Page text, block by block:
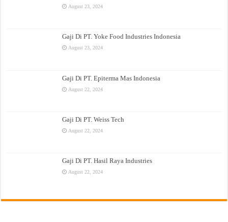
August 23, 2024
Gaji Di PT. Yoke Food Industries Indonesia
August 23, 2024
Gaji Di PT. Epiterma Mas Indonesia
August 22, 2024
Gaji Di PT. Weiss Tech
August 22, 2024
Gaji Di PT. Hasil Raya Industries
August 22, 2024